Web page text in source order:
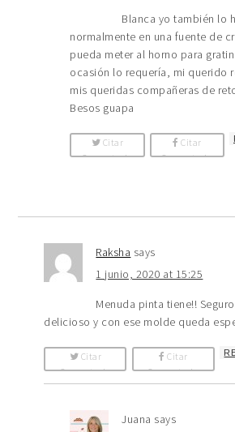
Blanca yo también lo
normalmente en una fuente de
pueda meter al horno para
ocasión lo requería, mi querido
mis queridas compañeras de
Besos guapa
Citar
Comentario
Citar
Comentario
Raksha says
1 junio, 2020 at 15:25
Menuda pinta tiene!!
delicioso y con ese molde queda
Citar
Comentario
Citar
Comentario
Juana says